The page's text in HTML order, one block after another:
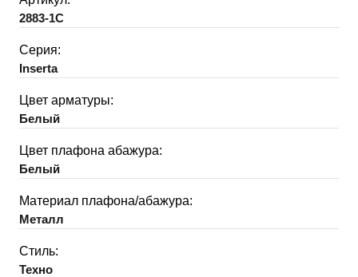
2883-1C
Серия:
Inserta
Цвет арматуры:
Белый
Цвет плафона абажура:
Белый
Материал плафона/абажура:
Металл
Стиль:
Техно